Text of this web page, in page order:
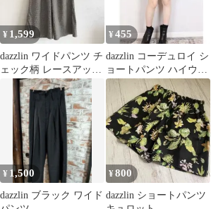
¥ 1,599
dazzlin ワイドパンツ チ
ェック柄 レースアップ
リボン ブラウン M
¥ 455
dazzlin コーデュロイ シ
ョートパンツ ハイウエ
スト
¥ 1,500
dazzlin ブラック ワイド
¥800
dazzlin ショートパンツ